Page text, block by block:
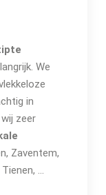
We
in
zeer
Zaventem,
…